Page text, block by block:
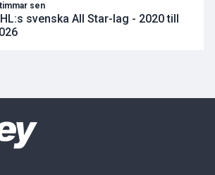
sen
svenska All Star-lag - 2020 till